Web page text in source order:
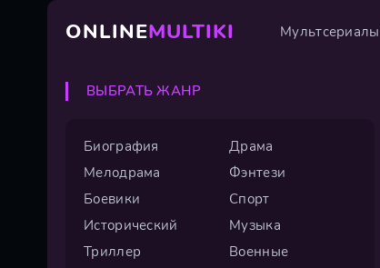
ONLINEMULTIKI Мультсериалы
ВЫБРАТЬ ЖАНР
Биография
Драма
Мелодрама
Фэнтези
Боевики
Спорт
Исторический
Музыка
Триллер
Военные